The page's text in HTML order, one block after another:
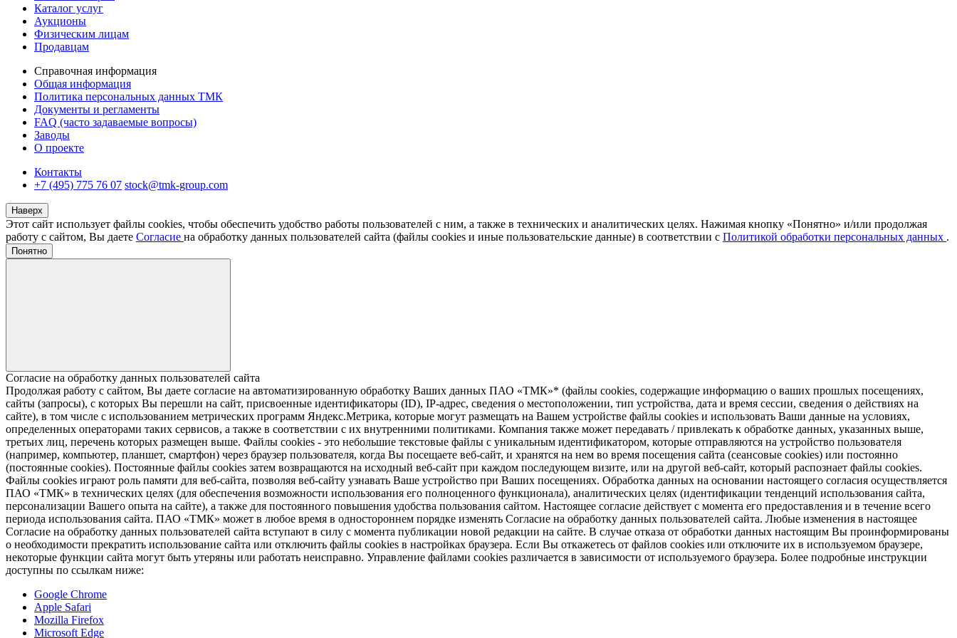
Каталог услуг
Аукционы
Физическим лицам
Продавцам
Справочная информация
Общая информация
Политика персональных данных ТМК
Документы и регламенты
FAQ (часто задаваемые вопросы)
Заводы
О проекте
Контакты
+7 (495) 775 76 07 stock@tmk-group.com
Наверх
Этот сайт использует файлы cookies, чтобы обеспечить удобство работы пользователей с ним, а также в технических и аналитических целях. Нажимая кнопку «Понятно» и/или продолжая
работу с сайтом, Вы даете Согласие на обработку данных пользователей сайта (файлы cookies и иные пользовательские данные) в соответствии с Политикой обработки персональных данных .
Понятно
Согласие на обработку данных пользователей сайта
Продолжая работу с сайтом, Вы даете согласие на автоматизированную обработку Ваших данных ПАО «ТМК»* (файлы cookies, содержащие информацию о ваших прошлых посещениях,
сайты (запросы), с которых Вы перешли на сайт, присвоенные идентификаторы (ID), IP-адрес, сведения о местоположении, тип устройства, дата и время сессии, сведения о действиях на
сайте), в том числе с использованием метрических программ Яндекс.Метрика, которые могут размещать на Вашем устройстве файлы cookies и использовать Ваши данные на условиях,
определенных операторами таких сервисов, а также в соответствии с их внутренними политиками. Компания также может передавать / привлекать к обработке данных, указанных выше,
третьих лиц, перечень которых размещен выше. Файлы cookies - это небольшие текстовые файлы с уникальным идентификатором, которые отправляются на устройство пользователя
(например, компьютер, планшет, смартфон) через браузер пользователя, когда Вы посещаете веб-сайт, и хранятся на нем во время посещения сайта (сеансовые cookies) или постоянно
(постоянные cookies). Постоянные файлы cookies затем возвращаются на исходный веб-сайт при каждом последующем визите, или на другой веб-сайт, который распознает файлы cookies.
Файлы cookies играют роль памяти для веб-сайта, позволяя веб-сайту узнавать Ваше устройство при Ваших посещениях. Обработка данных на основании настоящего согласия осуществляется
ПАО «ТМК» в технических целях (для обеспечения возможности использования его полноценного функционала), аналитических целях (идентификации тенденций использования сайта,
персонализации Вашего опыта на сайте), а также для постоянного повышения удобства пользования сайтом. Настоящее согласие действует с момента его предоставления и в течение всего
периода использования сайта. ПАО «ТМК» может в любое время в одностороннем порядке изменять Согласие на обработку данных пользователей сайта. Любые изменения в настоящее
Согласие на обработку данных пользователей сайта вступают в силу с момента публикации новой редакции на сайте. В случае отказа от обработки данных настоящим Вы проинформированы
о необходимости прекратить использование сайта или отключить файлы cookies в настройках браузера. Если Вы откажетесь от файлов cookies или отключите их в используемом браузере,
некоторые функции сайта могут быть утеряны или работать неисправно. Управление файлами cookies различается в зависимости от используемого браузера. Более подробные инструкции
доступны по ссылкам ниже:
Google Chrome
Apple Safari
Mozilla Firefox
Microsoft Edge